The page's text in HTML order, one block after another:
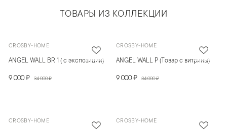
ТОВАРЫ ИЗ КОЛЛЕКЦИИ
CROSBY-HOME
ANGEL WALL BR 1 ( с экспозиции)
9 000 ₽ 34 000 ₽
CROSBY-HOME
ANGEL WALL P (Товар с витрины)
9 000 ₽ 34 000 ₽
CROSBY-HOME CROSBY-HOME